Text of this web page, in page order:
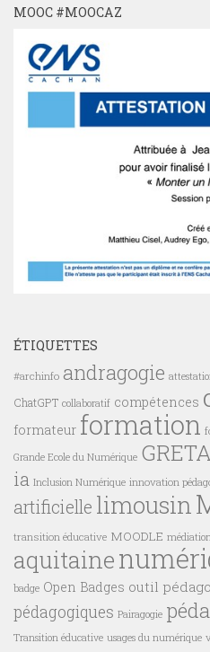
MOOC #MOOCAZ
ÉTIQUETTES
#archinfo andragogie
ChatGPT collaboratif compétences
formateur formation
Grande Ecole du Numérique
ia Inclusion Numérique innovation
artificielle limousin
transition éducative MOODLE
aquitaine
badge Open Badges outil
pédagogiques Pairagogie
Transition éducative usages du numérique